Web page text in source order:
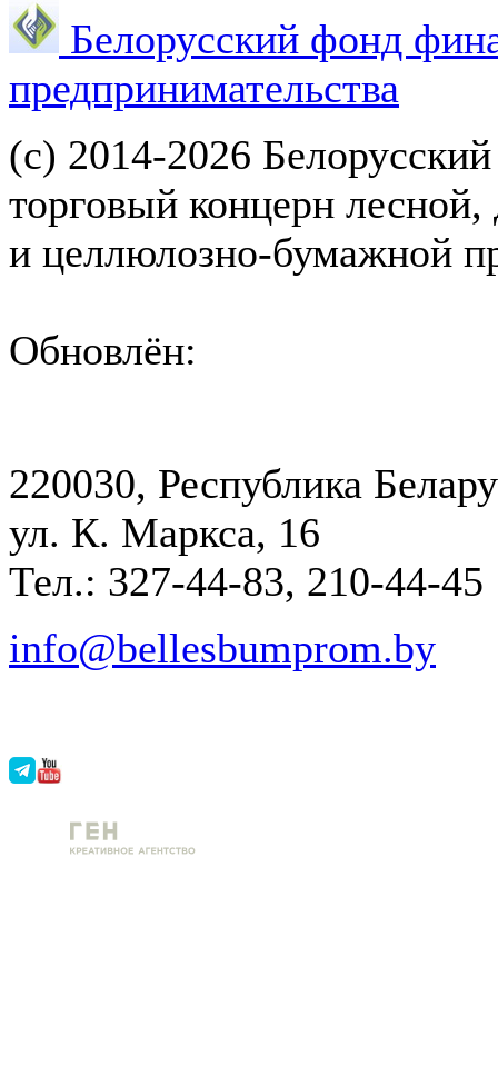
Белорусский фонд
предпринимательства
(с) 2014-2026
торговый концерн
и целлюлозно-бумажной
Обновлён:
220030, Республика
ул. К. Маркса, 16
Тел.: 327-44-83, 210-44-45
info@bellesbumprom.by